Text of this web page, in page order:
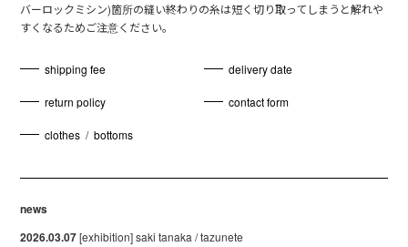
バーロックミシン)箇所の縫い終わりの糸は短く切り取ってしまうと解れや
すくなるためご注意ください。
shipping fee delivery date
return policy contact form
clothes / bottoms
news
2026.03.07[exhibition] saki tanaka / tazunete